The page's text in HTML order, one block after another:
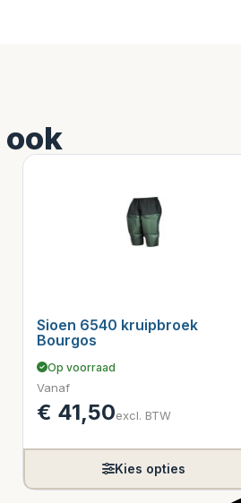
Sioen 6540 kruipbroek
Bourgos
Op voorraad
Vanaf
€ 41,50excl. BTW
Kies opties